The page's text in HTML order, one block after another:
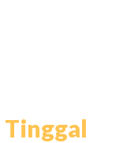
Tinggal